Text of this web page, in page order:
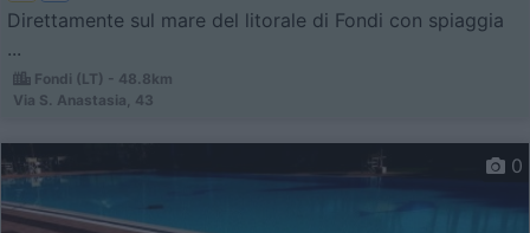
Direttamente sul mare del litorale di Fondi con spiaggia
...
Fondi (LT) - 48.8km
Via S. Anastasia, 43
0